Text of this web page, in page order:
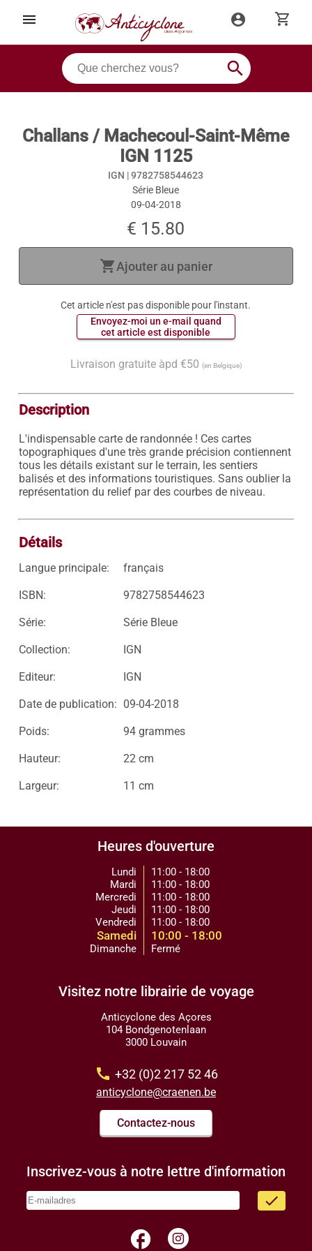
menu account_circle shopping_cart
search
Challans / Machecoul-Saint-Même
IGN 1125
IGN |9782758544623
Série Bleue
09-04-2018
€ 15.80
shopping_cartAjouter au panier
Cet article n'est pas disponible pour l'instant.
Envoyez-moi un e-mail quand
Livraison gratuite àpd €50 (en Belgique)
Description
L'indispensable carte de randonnée ! Ces cartes
topographiques d'une très grande précision contiennent
tous les détails existant sur le terrain, les sentiers
balisés et des informations touristiques. Sans oublier la
représentation du relief par des courbes de niveau.
Détails
Langue principale: français
ISBN: 9782758544623
Série: Série Bleue
Collection: IGN
Editeur: IGN
Date de publication: 09-04-2018
Poids: 94 grammes
Hauteur: 22 cm
Largeur: 11 cm
Heures d'ouverture
Lundi
Mardi
Mercredi
Jeudi
Vendredi
Samedi
Dimanche
11:00 - 18:00
11:00 - 18:00
11:00 - 18:00
11:00 - 18:00
11:00 - 18:00
10:00 - 18:00
Fermé
Visitez notre librairie de voyage
Anticyclone des Açores
104 Bondgenotenlaan
3000 Louvain
call +32 (0)2 217 52 46
anticyclone@craenen.be
Contactez-nous
Inscrivez-vous à notre lettre d'information
done
facebook